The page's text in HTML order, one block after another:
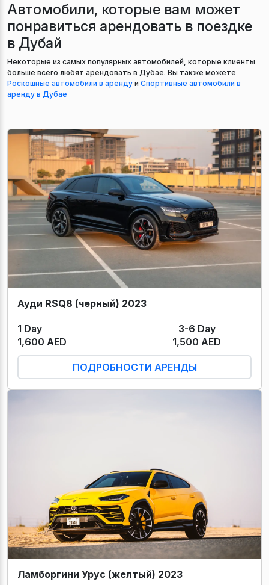
Автомобили, которые вам может
понравиться арендовать в поездке
в Дубай
Некоторые из самых популярных автомобилей, которые клиенты
больше всего любят арендовать в Дубае. Вы также можете
Роскошные автомобили в аренду и Спортивные автомобили в
аренду в Дубае
Ауди RSQ8 (черный) 2023
1 Day
3-6 Day
1,600 AED
1,500 AED
ПОДРОБНОСТИ АРЕНДЫ
Ламборгини Урус (желтый) 2023